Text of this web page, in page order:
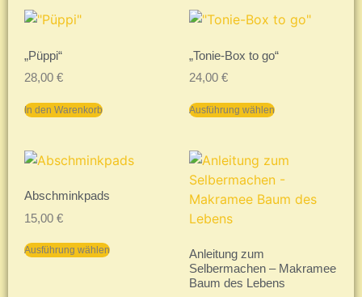
„Püppi“
28,00 €
In den Warenkorb
„Tonie-Box to go“
24,00 €
Ausführung wählen
Abschminkpads
15,00 €
Ausführung wählen
Anleitung zum
Selbermachen – Makramee
Baum des Lebens